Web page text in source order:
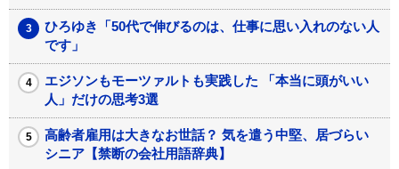
ひろゆき「50代で伸びるのは、仕事に思い入れのない人
です」
エジソンもモーツァルトも実践した 「本当に頭がいい
人」だけの思考3選
高齢者雇用は大きなお世話？ 気を遣う中堅、居づらい
シニア【禁断の会社用語辞典】